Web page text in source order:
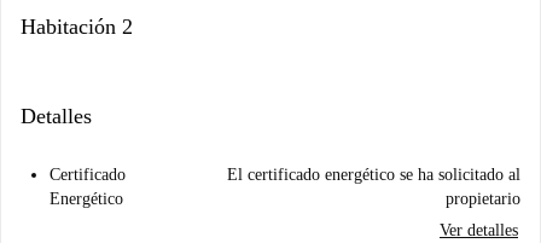
Habitación 2
Detalles
Certificado
Energético
El certificado energético se ha solicitado al
propietario
Ver detalles